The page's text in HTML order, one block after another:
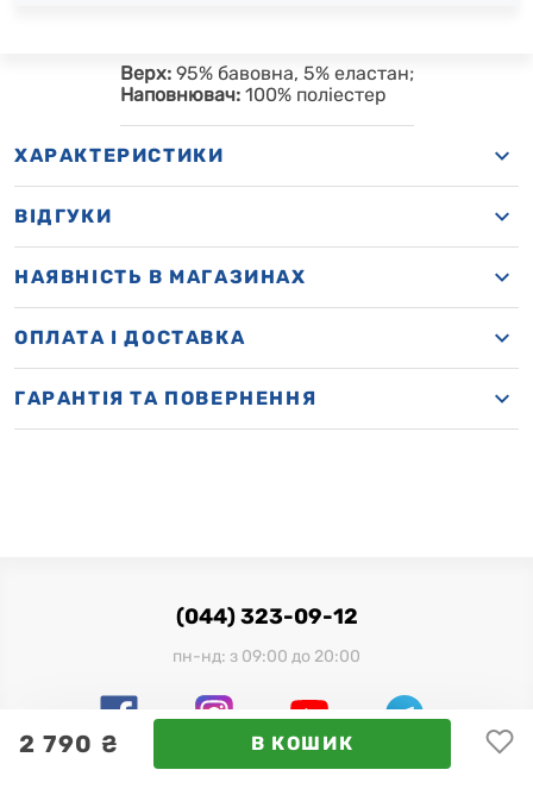
2 790 ₴ В КОШИК
Верх:95% бавовна, 5% еластан;
Наповнювач:100% поліестер
ХАРАКТЕРИСТИКИ
ВІДГУКИ
НАЯВНІСТЬ В МАГАЗИНАХ
OПЛАТА І ДОСТАВКА
ГАРАНТІЯ ТА ПОВЕРНЕННЯ
(044) 323-09-12
пн-нд: з 09:00 до 20:00